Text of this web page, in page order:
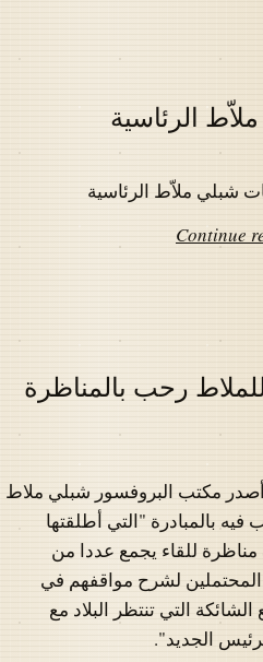
الرئاسية
شبلي ملاّط الرئاسية
Continue
رحب بالمناظرة
مكتب البروفسور شبلي ملاط
فيه بالمبادرة "التي أطلقتها
للقاء يجمع عددا من
المحتملين لشرح مواقفهم في
الشائكة التي تنتظر البلاد مع
الجديد".